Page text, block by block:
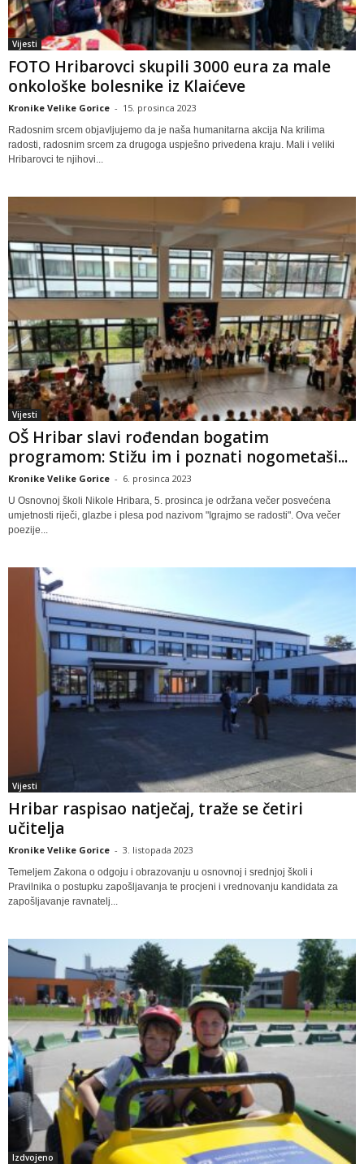
Vijesti
FOTO Hribarovci skupili 3000 eura za male
onkološke bolesnike iz Klaićeve
Kronike Velike Gorice - 15. prosinca 2023
Radosnim srcem objavljujemo da je naša humanitarna akcija Na krilima
radosti, radosnim srcem za drugoga uspješno privedena kraju. Mali i veliki
Hribarovci te njihovi...
Vijesti
OŠ Hribar slavi rođendan bogatim
programom: Stižu im i poznati nogometaši...
Kronike Velike Gorice - 6. prosinca 2023
U Osnovnoj školi Nikole Hribara, 5. prosinca je održana večer posvećena
umjetnosti riječi, glazbe i plesa pod nazivom "Igrajmo se radosti". Ova večer
poezije...
Vijesti
Hribar raspisao natječaj, traže se četiri
učitelja
Kronike Velike Gorice - 3. listopada 2023
Temeljem Zakona o odgoju i obrazovanju u osnovnoj i srednjoj školi i
Pravilnika o postupku zapošljavanja te procjeni i vrednovanju kandidata za
zapošljavanje ravnatelj...
Izdvojeno